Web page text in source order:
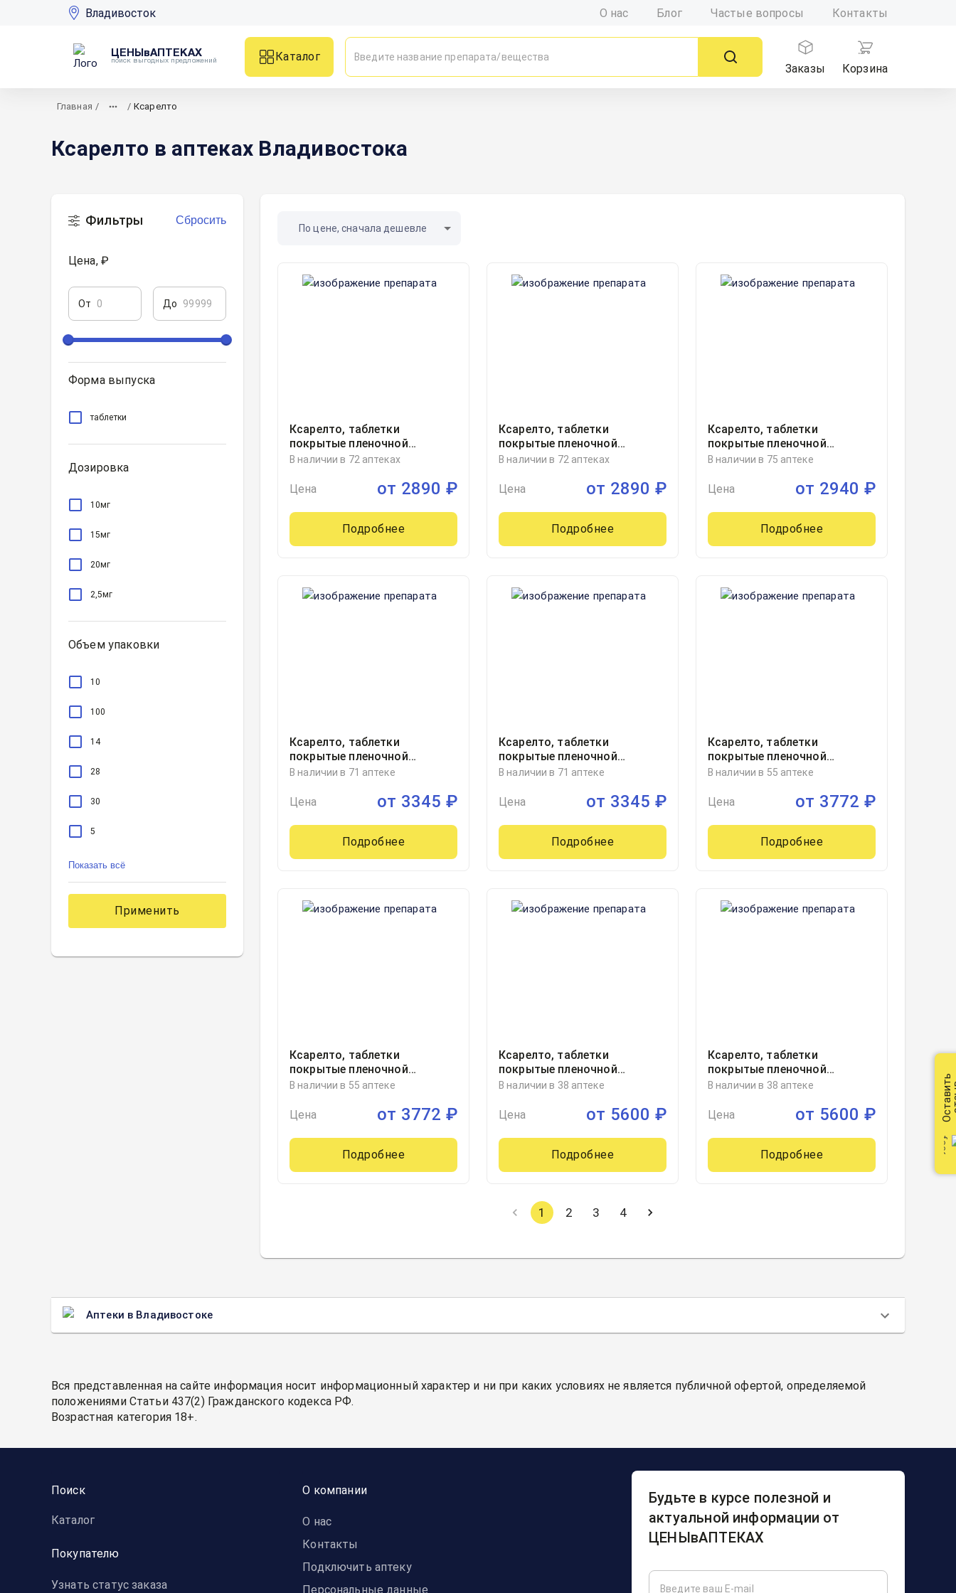
Владивосток О нас Блог Частые вопросы Контакты
ЦЕНЫвАПТЕКАХ
поиск выгодных предложений
Каталог
Заказы
Корзина
Главная / / Ксарелто
Ксарелто в аптеках Владивостока
Фильтры Сбросить
Цена, ₽
От До
Форма выпуска
таблетки
Дозировка
10мг
15мг
20мг
2,5мг
Объем упаковки
10
100
14
28
30
5
56
Показать всё
Применить
По цене, сначала дешевле
Ксарелто, таблетки
покрытые пленочной
оболочкой 20миллиграмм
В наличии в 72 аптеках
Цена от 2890 ₽
Подробнее
Ксарелто, таблетки
покрытые пленочной
оболочкой 20миллиграмм
Германия
В наличии в 72 аптеках
Цена от 2890 ₽
Подробнее
Ксарелто, таблетки
покрытые пленочной
оболочкой 15миллиграмм
В наличии в 75 аптеке
Цена от 2940 ₽
Подробнее
Ксарелто, таблетки
покрытые пленочной
оболочкой 10миллиграмм
В наличии в 71 аптеке
Цена от 3345 ₽
Подробнее
Ксарелто, таблетки
покрытые пленочной
оболочкой 10миллиграмм
Германия
В наличии в 71 аптеке
Цена от 3345 ₽
Подробнее
Ксарелто, таблетки
покрытые пленочной
оболочкой 2.5миллиграмм
В наличии в 55 аптеке
Цена от 3772 ₽
Подробнее
Ксарелто, таблетки
покрытые пленочной
оболочкой 2.5миллиграмм
Германия
В наличии в 55 аптеке
Цена от 3772 ₽
Подробнее
Ксарелто, таблетки
покрытые пленочной
оболочкой 2.5миллиграмм
В наличии в 38 аптеке
Цена от 5600 ₽
Подробнее
Ксарелто, таблетки
покрытые пленочной
оболочкой 2.5миллиграмм
Германия
В наличии в 38 аптеке
Цена от 5600 ₽
Подробнее
1 2 3 4
Аптеки в Владивостоке
Вся представленная на сайте информация носит информационный характер и ни при каких условиях не является публичной офертой, определяемой
положениями Статьи 437(2) Гражданского кодекса РФ.
Возрастная категория 18+.
Поиск
Каталог
Покупателю
Узнать статус заказа
О компании
О нас
Контакты
Подключить аптеку
Персональные данные
Будьте в курсе полезной и
актуальной информации от
ЦЕНЫвАПТЕКАХ
Оставить